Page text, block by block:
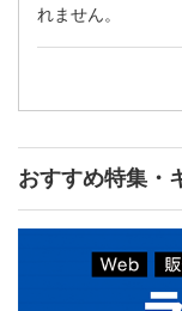
れません。
おすすめ特集・